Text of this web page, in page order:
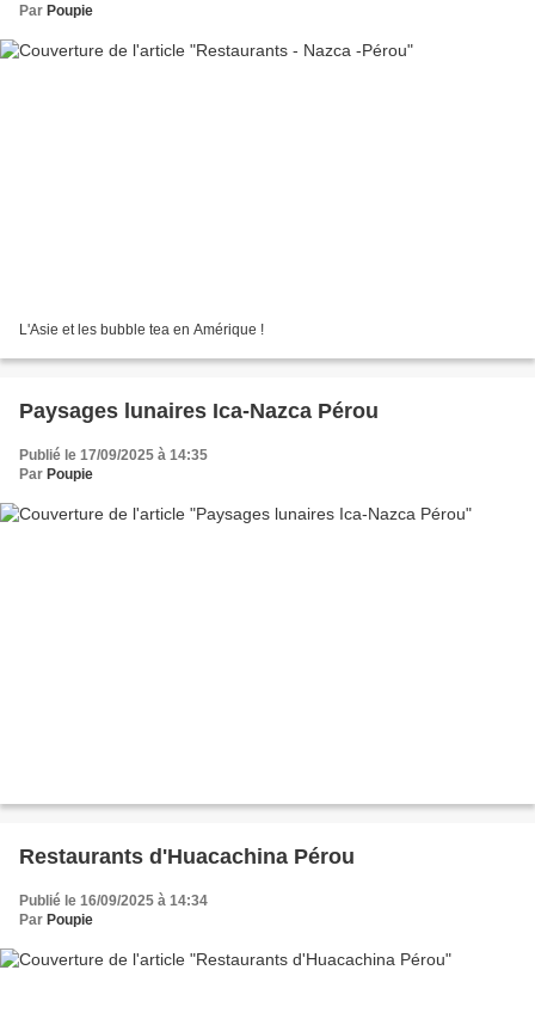
Par Poupie
L'Asie et les bubble tea en Amérique !
Paysages lunaires Ica-Nazca Pérou
Publié le 17/09/2025 à 14:35
Par Poupie
Restaurants d'Huacachina Pérou
Publié le 16/09/2025 à 14:34
Par Poupie